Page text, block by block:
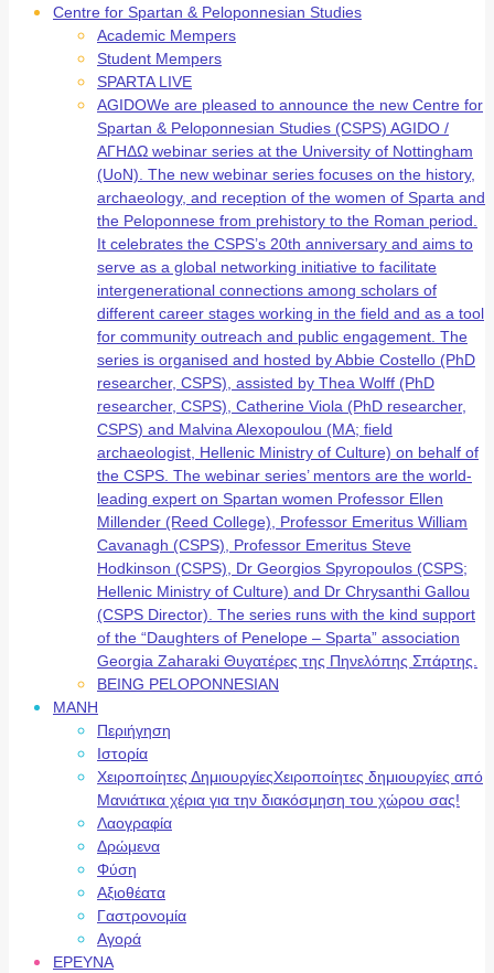
Centre for Spartan & Peloponnesian Studies
Academic Mempers
Student Mempers
SPARTA LIVE
AGIDOWe are pleased to announce the new Centre for
Spartan & Peloponnesian Studies (CSPS) AGIDO /
ΑΓΗΔΩ webinar series at the University of Nottingham
(UoN). The new webinar series focuses on the history,
archaeology, and reception of the women of Sparta and
the Peloponnese from prehistory to the Roman period.
It celebrates the CSPS’s 20th anniversary and aims to
serve as a global networking initiative to facilitate
intergenerational connections among scholars of
different career stages working in the field and as a tool
for community outreach and public engagement. The
series is organised and hosted by Abbie Costello (PhD
researcher, CSPS), assisted by Thea Wolff (PhD
researcher, CSPS), Catherine Viola (PhD researcher,
CSPS) and Malvina Alexopoulou (MA; field
archaeologist, Hellenic Ministry of Culture) on behalf of
the CSPS. The webinar series’ mentors are the world-
leading expert on Spartan women Professor Ellen
Millender (Reed College), Professor Emeritus William
Cavanagh (CSPS), Professor Emeritus Steve
Hodkinson (CSPS), Dr Georgios Spyropoulos (CSPS;
Hellenic Ministry of Culture) and Dr Chrysanthi Gallou
(CSPS Director). The series runs with the kind support
of the “Daughters of Penelope – Sparta” association
Georgia Zaharaki Θυγατέρες της Πηνελόπης Σπάρτης.
BEING PELOPONNESIAN
ΜΑΝΗ
Περιήγηση
Ιστορία
Χειροποίητες ΔημιουργίεςΧειροποίητες δημιουργίες από
Μανιάτικα χέρια για την διακόσμηση του χώρου σας!
Λαογραφία
Δρώμενα
Φύση
Αξιοθέατα
Γαστρονομία
Αγορά
ΕΡΕΥΝΑ